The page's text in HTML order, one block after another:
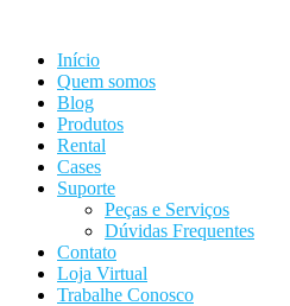
conteúdo
Início
Quem somos
Blog
Produtos
Rental
Cases
Suporte
Peças e Serviços
Dúvidas Frequentes
Contato
Loja Virtual
Trabalhe Conosco